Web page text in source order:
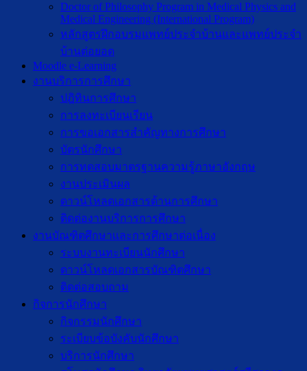
Doctor of Philosophy Program in Medical Physics and
Medical Engineering (International Program)
หลักสูตรฝึกอบรมแพทย์ประจำบ้านและแพทย์ประจำ
บ้านต่อยอด
Moodle e-Learning
งานบริการการศึกษา
ปฎิทินการศึกษา
การลงทะเบียนเรียน
การขอเอกสารสำคัญทางการศึกษา
บัตรนักศึกษา
การทดสอบมาตรฐานความรู้ภาษาอังกฤษ
งานประเมินผล
ดาวน์โหลดเอกสารด้านการศึกษา
ติดต่องานบริการการศึกษา
งานบัณฑิตศึกษาเเละการศึกษาต่อเนื่อง
ระบบงานทะเบียนนักศึกษา
ดาวน์โหลดเอกสารบัณฑิตศึกษา
ติดต่อสอบถาม
กิจการนักศึกษา
กิจกรรมนักศึกษา
ระเบียบข้อบังคับนักศึกษา
บริการนักศึกษา